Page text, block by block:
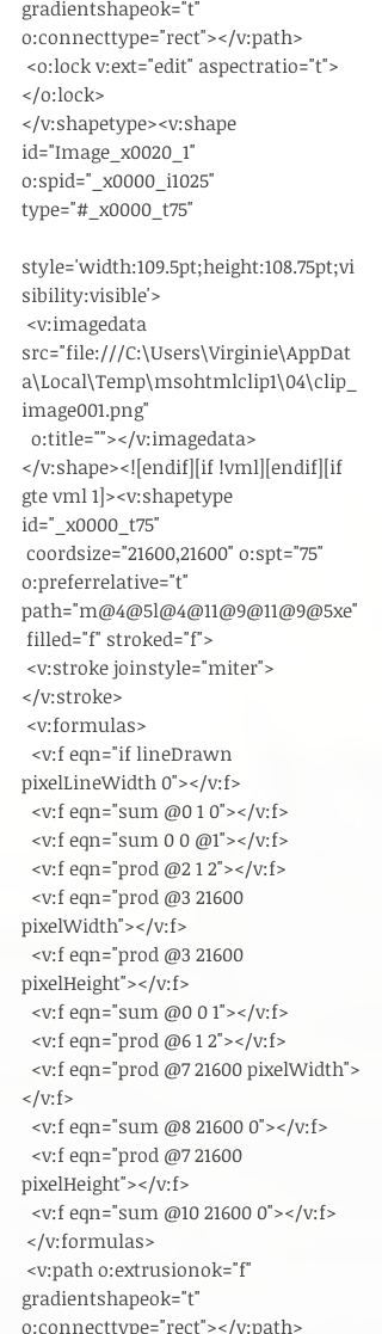
gradientshapeok="t"
o:connecttype="rect"></v:path>
</o:lock>
</v:shapetype><v:shape
id="Image_x0020_1"
o:spid="_x0000_i1025"
type="#_x0000_t75"
style='width:109.5pt;height:108.75pt;vi
sibility:visible'>
src="file:///C:\Users\Virginie\AppDat
a\Local\Temp\msohtmlclip1\04\clip_
image001.png"
  o:title=""></v:imagedata>
</v:shape><![endif][if !vml][endif][if
gte vml 1]><v:shapetype
id="_x0000_t75"
o:preferrelative="t"
path="m@4@5l@4@11@9@11@9@5xe"
filled="f" stroked="f">
</v:stroke>
<v:formulas>
pixelLineWidth 0"></v:f>
  <v:f eqn="sum @0 1 0"></v:f>
  <v:f eqn="sum 0 0 @1"></v:f>
  <v:f eqn="prod @2 1 2"></v:f>
pixelWidth"></v:f>
pixelHeight"></v:f>
  <v:f eqn="sum @0 0 1"></v:f>
  <v:f eqn="prod @6 1 2"></v:f>
</v:f>
  <v:f eqn="sum @8 21600 0"></v:f>
pixelHeight"></v:f>
  <v:f eqn="sum @10 21600 0"></v:f>
</v:formulas>
gradientshapeok="t"
o:connecttype="rect"></v:path>